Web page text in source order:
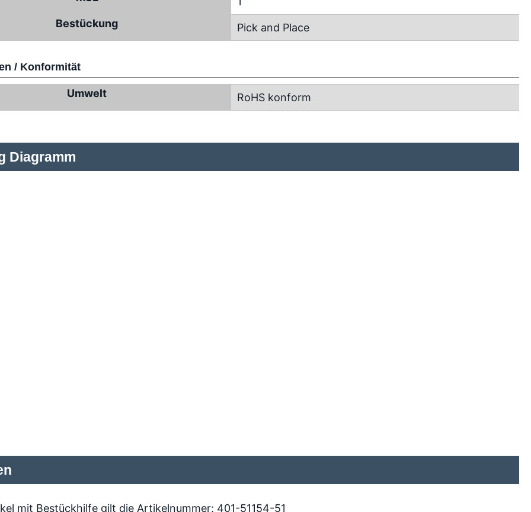
Bestückung
Pick and Place
/ Konformität
Umwelt RoHS konform
Diagramm
mit Bestückhilfe gilt die Artikelnummer: 401-51154-51